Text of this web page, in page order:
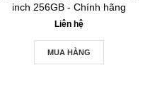
inch 256GB - Chính hãng
Liên hệ
MUA HÀNG